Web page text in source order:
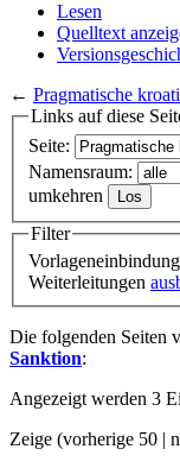
Lesen
Quelltext
← Pragmatische
Links auf diese
Seite:
Namensraum:
umkehren
Filter
Weiterleitungen
Die folgenden Seiten
Sanktion:
Angezeigt werden 3
Zeige (vorherige 50 |